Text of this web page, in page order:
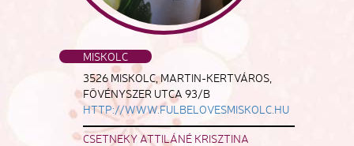
MISKOLC
3526 MISKOLC, MARTIN-KERTVÁROS,
FÖVÉNYSZER UTCA 93/B
HTTP://WWW.FULBELOVESMISKOLC.HU
CSETNEKY ATTILÁNÉ KRISZTINA